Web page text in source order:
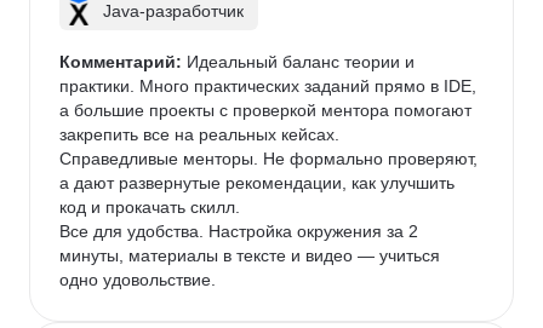
Java-разработчик
Комментарий: Идеальный баланс теории и
практики. Много практических заданий прямо в IDE,
а большие проекты с проверкой ментора помогают
закрепить все на реальных кейсах.
Справедливые менторы. Не формально проверяют,
а дают развернутые рекомендации, как улучшить
код и прокачать скилл.
Все для удобства. Настройка окружения за 2
минуты, материалы в тексте и видео — учиться
одно удовольствие.